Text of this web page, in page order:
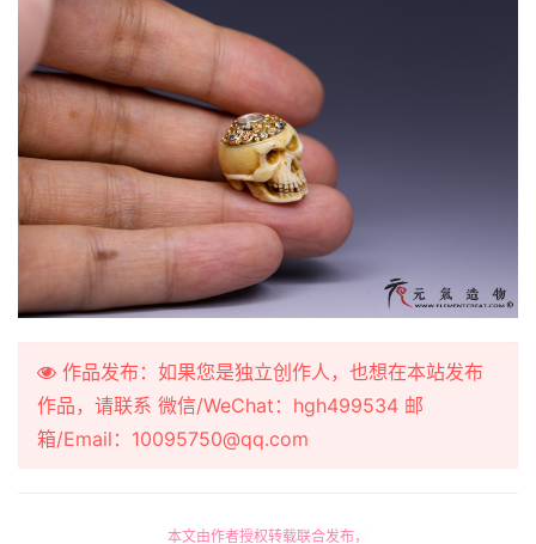
作品发布：如果您是独立创作人，也想在本站发布
作品，请联系 微信/WeChat：hgh499534 邮
箱/Email：10095750@qq.com
本文由作者授权转载联合发布，